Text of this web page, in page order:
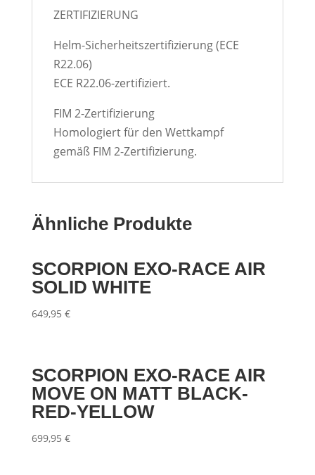
ZERTIFIZIERUNG
Helm-Sicherheitszertifizierung (ECE
R22.06)
ECE R22.06-zertifiziert.
FIM 2-Zertifizierung
Homologiert für den Wettkampf
gemäß FIM 2-Zertifizierung.
Ähnliche Produkte
SCORPION EXO-RACE AIR
SOLID WHITE
649,95 €
SCORPION EXO-RACE AIR
MOVE ON MATT BLACK-
RED-YELLOW
699,95 €